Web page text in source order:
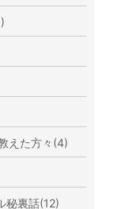
えた方々(4)
裏話(12)